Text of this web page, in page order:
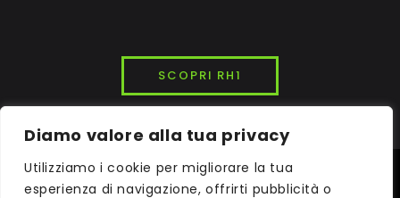
Diamo valore alla tua privacy
Utilizziamo i cookie per migliorare la tua
esperienza di navigazione, offrirti pubblicità o
SCOPRI RH1
STUDIOS. ALL RIGHTS RESERVED.